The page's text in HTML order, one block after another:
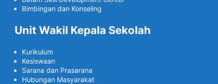
Bimbingan dan Konseling
Unit Wakil Kepala Sekolah
Kurikulum
Kesiswaan
Sarana dan Prasarana
Hubungan Masyarakat